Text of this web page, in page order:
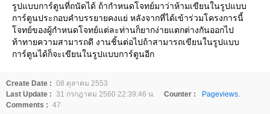
รูปแบบการ์ตูนที่ถนัดได้ ถ้ากำหนดโจทย์มาว่าห้ามเขียนในรูปแบบ
การ์ตูนประกอบคำบรรยายคงแย่ หลังจากที่ได้เข้าร่วมโครงการนี้
จทย์ของผู้กำหนดโจทย์แต่ละท่านก็ยากง่ายแตกต่างกันออกไป
ท้าทายความสามารถดี งานชิ้นต่อไปถ้าสามารถเขียนในรูปแบบ
การ์ตูนได้ก็จะเขียนในรูปแบบการ์ตูนอีก
Create Date : 08 ตุลาคม 2553
Last Update : 31 กรกฎาคม 2560 22:39:46 น. Counter :
Pageviews.
Comments : 47